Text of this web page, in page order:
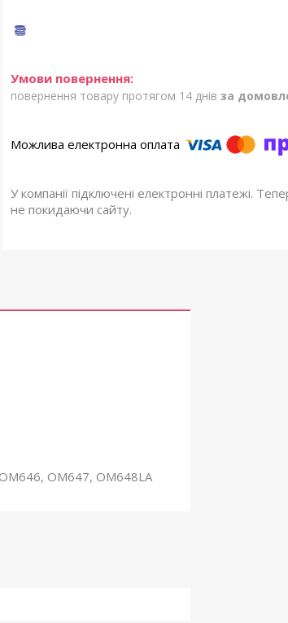
повернення товару протягом 14 днів за
У компанії підключені електронні платежі.
не покидаючи сайту.
OM647, OM648LA